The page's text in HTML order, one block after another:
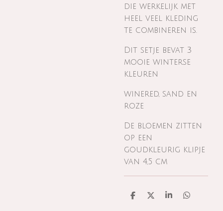
die werkelijk met
heel veel kleding
te combineren is.
Dit setje bevat 3
mooie winterse
kleuren
winered, sand en
roze
De bloemen zitten
op een
goudkleurig klipje
van 4,5 cm
D
D
S
D